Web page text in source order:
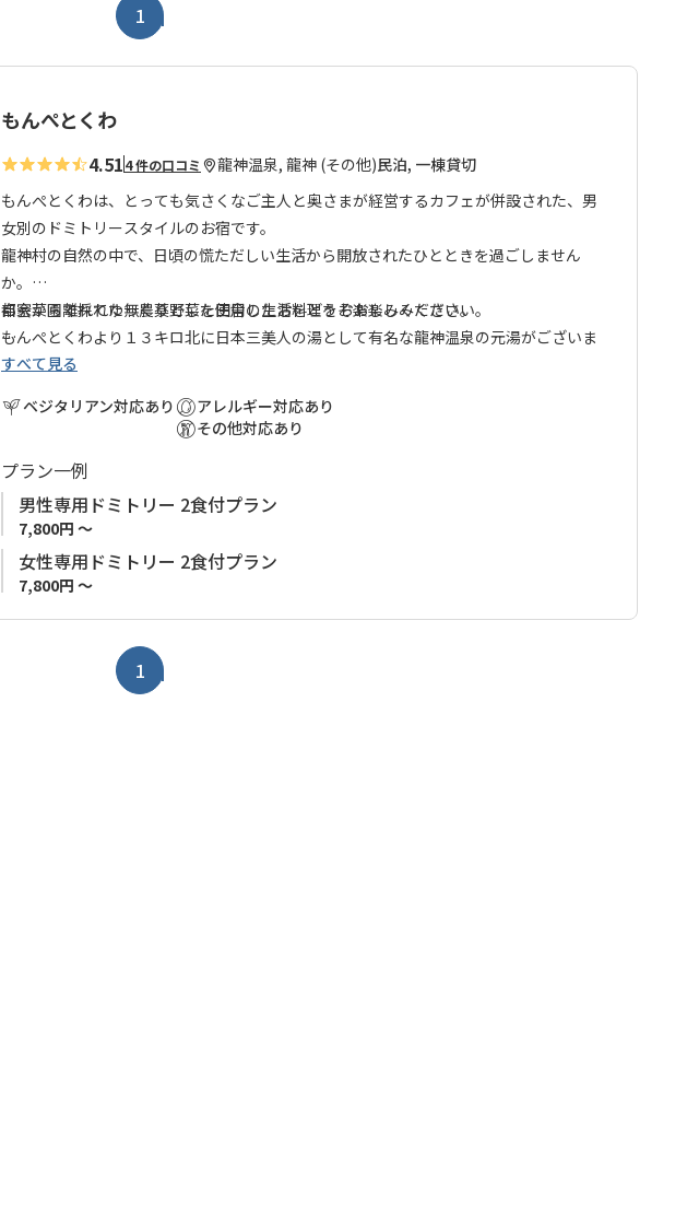
1
もんぺとくわ
4.514 件の口コミ 龍神温泉, 龍神 (その他)民泊, 一棟貸切
もんぺとくわは、とっても気さくなご主人と奥さまが経営するカフェが併設された、男
女別のドミトリースタイルのお宿です。
龍神村の自然の中で、日頃の慌ただしい生活から開放されたひとときを過ごしません
か。
自家菜園で採れた無農薬野菜を使用したお料理をお楽しみください。
もんぺとくわより１３キロ北に日本三美人の湯として有名な龍神温泉の元湯がございま
すので、ご宿泊のお客様はそちらをご利用ください。
都会から離れてゆっくりとした田舎の生活をどうぞお楽しみください。
◆ご案内◆
※月曜日が祝日の場合は宿泊可能です。各プランページのお申込み内容にあるカレンダ
●12月26日～1月4日
すべて見る
ベジタリアン対応あり
アレルギー対応あり
その他対応あり
プラン一例
男性専用ドミトリー 2食付プラン
7,800円 ～
女性専用ドミトリー 2食付プラン
7,800円 ～
1